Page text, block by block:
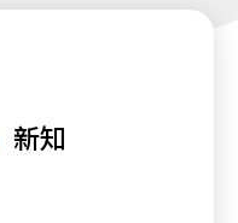
新知